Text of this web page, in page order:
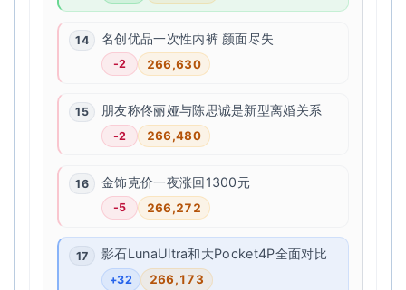
名创优品一次性内裤 颜面尽失
-2 266,630
朋友称佟丽娅与陈思诚是新型离婚关系
-2 266,480
金饰克价一夜涨回1300元
-5 266,272
影石LunaUltra和大Pocket4P全面对比
+32 266,173